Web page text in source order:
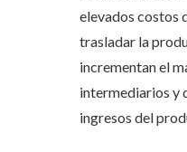
elevados costos
trasladar la
incrementan el
intermediarios y
ingresos del